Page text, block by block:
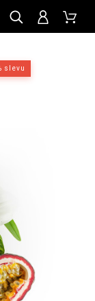
slevu
CZ